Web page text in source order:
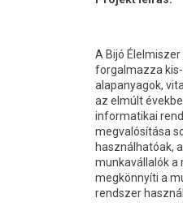
A Bijó
forgalmazza
alapanyagok,
az elmúlt
informatikai
megvalósítása
használhatóak,
munkavállalók a
megkönnyíti a
rendszer